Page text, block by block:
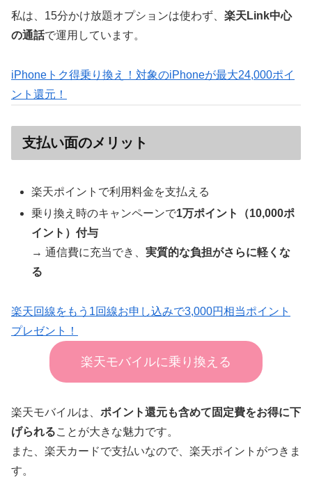
私は、15分かけ放題オプションは使わず、 楽天Link中心
の通話で運用しています。
iPhoneトク得乗り換え！対象のiPhoneが最大24,000ポイ
ント還元！
支払い面のメリット
楽天ポイントで利用料金を支払える
乗り換え時のキャンペーンで1万ポイント（10,000ポ
イント）付与
→ 通信費に充当でき、実質的な負担がさらに軽くな
る
楽天回線をもう1回線お申し込みで3,000円相当ポイント
プレゼント！
楽天モバイルに乗り換える
楽天モバイルは、 ポイント還元も含めて固定費をお得に下
げられることが大きな魅力です。
また、楽天カードで支払いなので、楽天ポイントがつきま
す。